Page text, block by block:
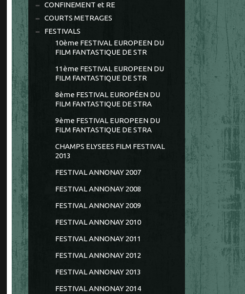
CONFINEMENT et RE
COURTS METRAGES
FESTIVALS
10ème FESTIVAL EUROPEEN DU
FILM FANTASTIQUE DE STR
11ème FESTIVAL EUROPEEN DU
FILM FANTASTIQUE DE STR
8ème FESTIVAL EUROPÉEN DU
FILM FANTASTIQUE DE STRA
9ème FESTIVAL EUROPEEN DU
FILM FANTASTIQUE DE STRA
CHAMPS ELYSEES FILM FESTIVAL
2013
FESTIVAL ANNONAY 2007
FESTIVAL ANNONAY 2008
FESTIVAL ANNONAY 2009
FESTIVAL ANNONAY 2010
FESTIVAL ANNONAY 2011
FESTIVAL ANNONAY 2012
FESTIVAL ANNONAY 2013
FESTIVAL ANNONAY 2014